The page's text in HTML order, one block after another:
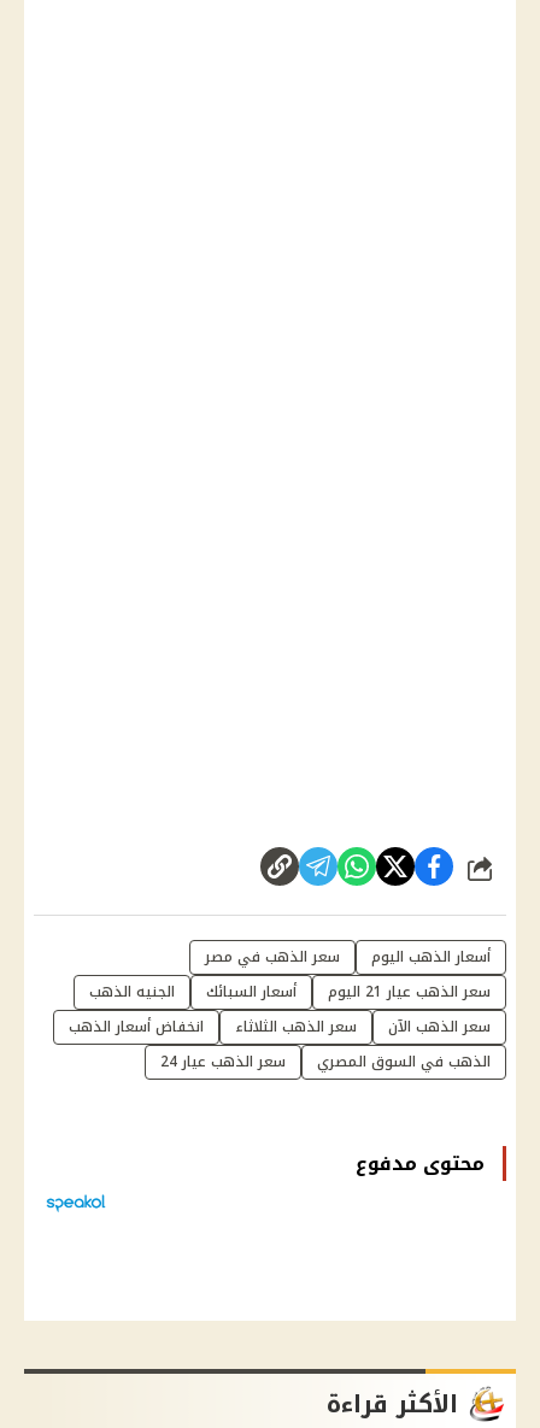
شارك
أسعار الذهب اليوم
سعر الذهب في مصر
سعر الذهب عيار 21 اليوم
أسعار السبائك
الجنيه الذهب
سعر الذهب الآن
سعر الذهب الثلاثاء
انخفاض أسعار الذهب
الذهب في السوق المصري
سعر الذهب عيار 24
محتوى مدفوع
الأكثر قراءة